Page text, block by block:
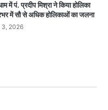
में पं. प्रदीप मिश्रा ने किया होलिका
में सौ से अधिक होलिकाओं का जलना
3, 2026